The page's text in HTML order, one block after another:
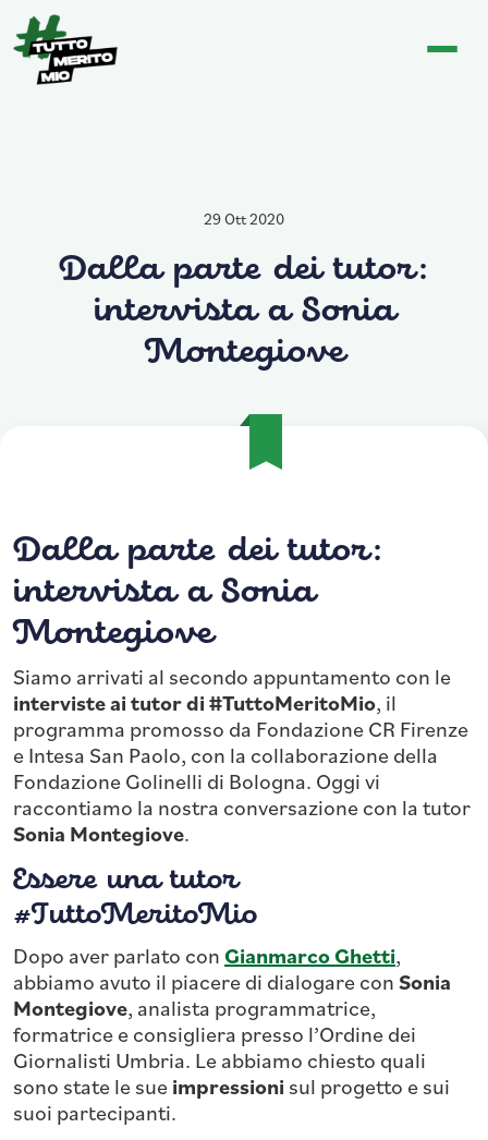
29 Ott 2020
Dalla parte dei tutor:
intervista a Sonia
Montegiove
Dalla parte dei tutor:
intervista a Sonia
Montegiove
Siamo arrivati al secondo appuntamento con le
interviste ai tutordi #TuttoMeritoMio, il
programma promosso da Fondazione CR Firenze
e Intesa San Paolo, con la collaborazione della
Fondazione Golinelli di Bologna. Oggi vi
raccontiamo la nostra conversazione con la tutor
Sonia Montegiove.
Essere una tutor
#TuttoMeritoMio
Dopo aver parlato conGianmarco Ghetti,
abbiamo avuto il piacere di dialogare conSonia
Montegiove, analista programmatrice,
formatrice e consigliera presso l’Ordine dei
Giornalisti Umbria. Le abbiamo chiesto quali
sono state le sueimpressionisul progetto e sui
suoi partecipanti.